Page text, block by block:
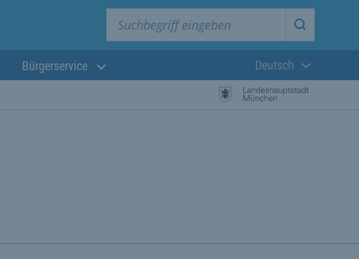
Suche
Bürgerservice
Aktuelle
Deutsch